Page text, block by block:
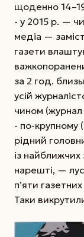
щоденно
- у 2015 р. —
медіа —
газети
за 2 год.
усій
чином (журнал
- по-крупному
рідний
із найближчих
нарешті, —
п’яти
Таки